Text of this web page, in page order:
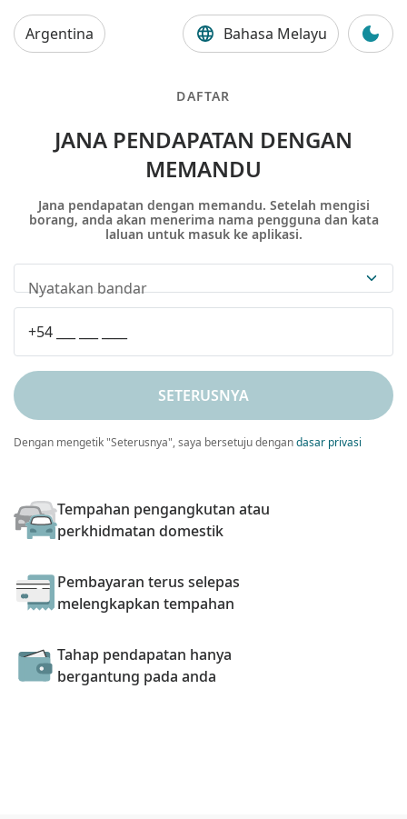
Argentina Bahasa Melayu
DAFTAR
JANA PENDAPATAN DENGAN
MEMANDU
Jana pendapatan dengan memandu. Setelah mengisi
borang, anda akan menerima nama pengguna dan kata
laluan untuk masuk ke aplikasi.
Nyatakan bandar
SETERUSNYA
Dengan mengetik "Seterusnya", saya bersetuju dengandasar privasi
Tempahan pengangkutan atau
perkhidmatan domestik
Pembayaran terus selepas
melengkapkan tempahan
Tahap pendapatan hanya
bergantung pada anda